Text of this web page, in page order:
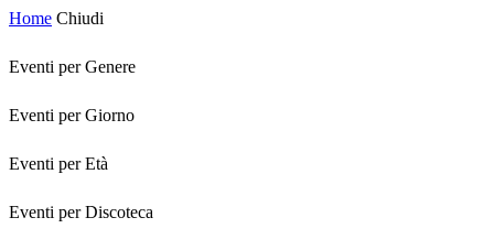
Home Chiudi
Eventi per Genere
Eventi per Giorno
Eventi per Età
Eventi per Discoteca